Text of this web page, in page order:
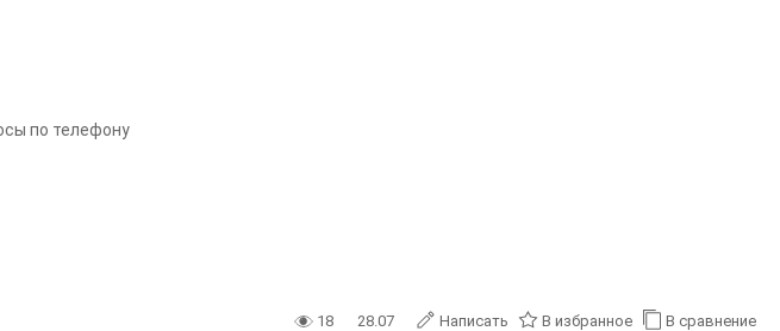
по телефону
18 28.07 Написать В избранное В сравнение